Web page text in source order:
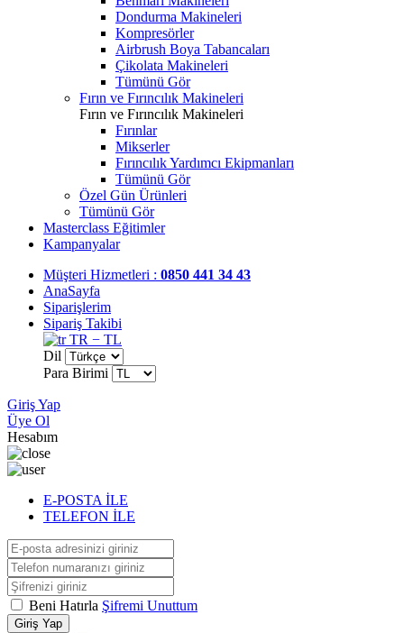
Dondurma Makineleri
Kompresörler
Airbrush Boya Tabancaları
Çikolata Makineleri
Tümünü Gör
Fırın ve Fırıncılık Makineleri
Fırın ve Fırıncılık Makineleri
Fırınlar
Mikserler
Fırıncılık Yardımcı Ekipmanları
Tümünü Gör
Özel Gün Ürünleri
Tümünü Gör
Masterclass Eğitimler
Kampanyalar
Müşteri Hizmetleri : 0850 441 34 43
AnaSayfa
Siparişlerim
Sipariş Takibi
TR − TL
Dil
Para Birimi
Giriş Yap
Üye Ol
Hesabım
E-POSTA İLE
TELEFON İLE
Beni Hatırla Şifremi Unuttum
Giriş Yap